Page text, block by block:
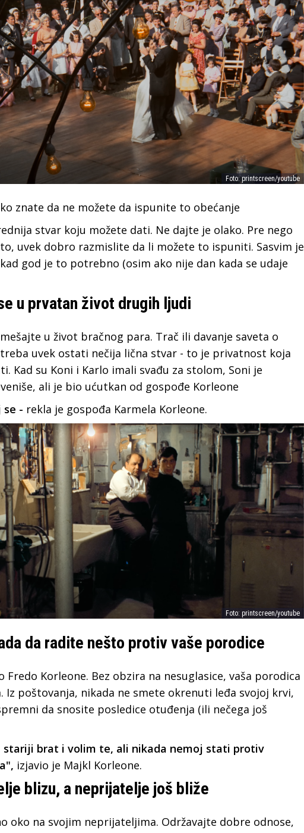
Foto: printscreen/youtube
znate da ne možete da ispunite to obećanje
stvar koju možete dati. Ne dajte je olako. Pre nego
uvek dobro razmislite da li možete to ispuniti. Sasvim je
god je to potrebno (osim ako nije dan kada se udaje
u prvatan život drugih ljudi
u život bračnog para. Trač ili davanje saveta o
uvek ostati nečija lična stvar - to je privatnost koja
Kad su Koni i Karlo imali svađu za stolom, Soni je
ali je bio ućutkan od gospođe Korleone
se - rekla je gospođa Karmela Korleone.
Foto: printscreen/youtube
da radite nešto protiv vaše porodice
Korleone. Bez obzira na nesuglasice, vaša porodica
Iz poštovanja, nikada ne smete okrenuti leđa svojoj krvi,
da snosite posledice otuđenja (ili nečega još
stariji brat i volim te, ali nikada nemoj stati protiv
izjavio je Majkl Korleone.
blizu, a neprijatelje još bliže
oko na svojim neprijateljima. Održavajte dobre odnose,